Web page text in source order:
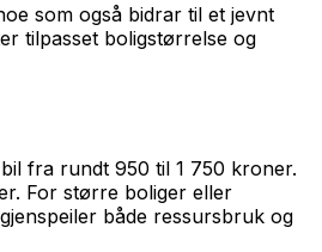
som også bidrar til et jevnt
tilpasset boligstørrelse og
fra rundt 950 til 1 750 kroner.
For større boliger eller
både ressursbruk og